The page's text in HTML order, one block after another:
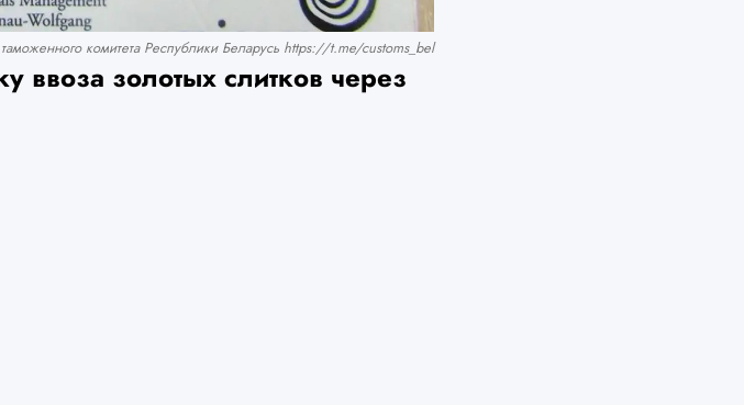
комитета Республики Беларусь https://t.me/customs_bel
ввоза золотых слитков через